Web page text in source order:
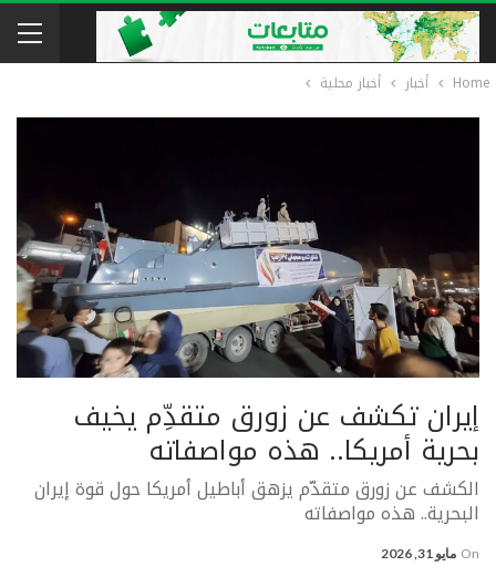
Home أخبار أخبار محلية
إيران تکشف عن زورق متقدِّم يخيف
بحرية أمريكا.. هذه مواصفاته
الکشف عن زورق متقدّم يزهق أباطيل أمريكا حول قوة إيران
البحرية.. هذه مواصفاته
On مايو 31, 2026